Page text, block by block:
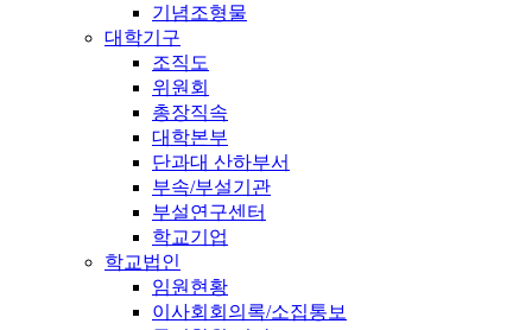
기념조형물
대학기구
조직도
위원회
총장직속
대학본부
단과대 산하부서
부속/부설기관
부설연구센터
학교기업
학교법인
임원현황
이사회회의록/소집통보